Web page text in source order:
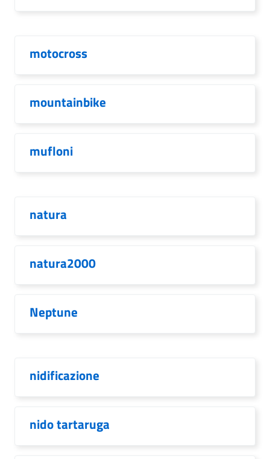
motocross
mountainbike
mufloni
natura
natura2000
Neptune
nidificazione
nido tartaruga